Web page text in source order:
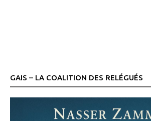
GAIS – LA COALITION DES RELÉGUÉS